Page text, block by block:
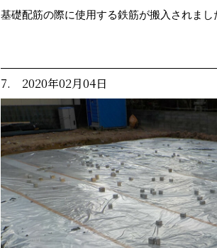
基礎配筋の際に使用する鉄筋が搬入されまし
7. 2020年02月04日